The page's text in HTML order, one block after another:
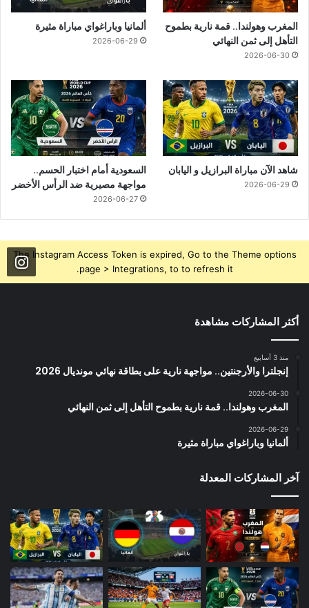
المغرب وهولندا.. قمة نارية بطموح
التأهل إلى ثمن النهائي
2026-06-30
ألمانيا وباراغواي مباراة مثيرة
2026-06-29
شاهد الآن مباراة البرازيل و اليابان
2026-06-29
السعودية أمام اختبار الحسم..
مواجهة مصيرية ضد الرأس الأخضر
2026-06-27
The Instagram Access Token is expired, Go to the Theme options
page > Integrations, to to refresh it.
أكثر المشاركات مشاهدة
منذ 3 أسابيع
إنجلترا والأرجنتين.. مواجهة نارية على بطاقة نهائي مونديال 2026
2026-06-30
المغرب وهولندا.. قمة نارية بطموح التأهل إلى ثمن النهائي
2026-06-29
ألمانيا وباراغواي مباراة مثيرة
آخر المشاركات المعدلة